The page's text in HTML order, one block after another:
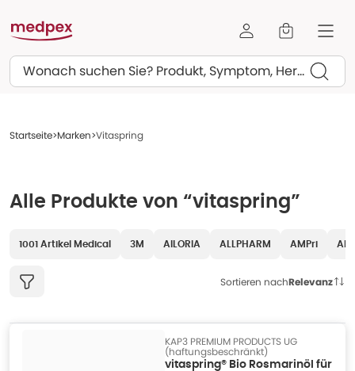
Suchen
Startseite Marken Vitaspring
Alle Produkte von “vitaspring”
1001 Artikel Medical 3M AILORIA ALLPHARM AMPri
Sortieren nachRelevanz
KAP3 PREMIUM PRODUCTS UG
(haftungsbeschränkt)
vitaspring® Bio Rosmarinöl für